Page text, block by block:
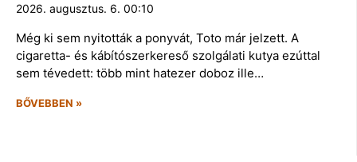
2026. augusztus. 6. 00:10
Még ki sem nyitották a ponyvát, Toto már jelzett. A
cigaretta- és kábítószerkereső szolgálati kutya ezúttal
sem tévedett: több mint hatezer doboz ille…
BŐVEBBEN »